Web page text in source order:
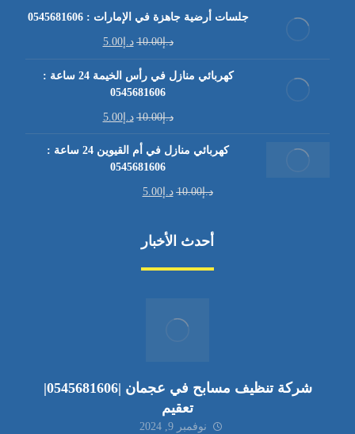
جلسات أرضية جاهزة في الإمارات : 0545681606
د.إ10.00 د.إ5.00
كهربائي منازل في رأس الخيمة 24 ساعة :
0545681606
د.إ10.00 د.إ5.00
كهربائي منازل في أم القيوين 24 ساعة :
0545681606
د.إ10.00 د.إ5.00
أحدث الأخبار
شركة تنظيف مسابح في عجمان |0545681606|
تعقيم
نوفمبر 9, 2024